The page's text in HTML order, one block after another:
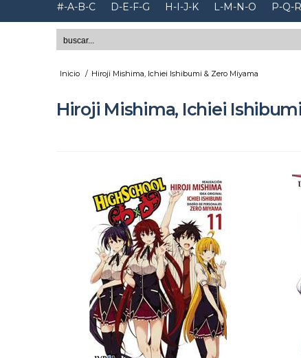
#-A-B-C D-E-F-G H-I-J-K L-M-N-O P-Q-
Inicio / Hiroji Mishima, Ichiei Ishibumi & Zero Miyama
Hiroji Mishima, Ichiei